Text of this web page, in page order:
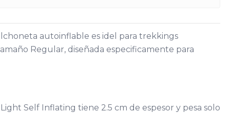
autoinflable es idel para trekkings
Regular, diseñada especificamente para
Self Inflating tiene 2.5 cm de espesor y pesa solo